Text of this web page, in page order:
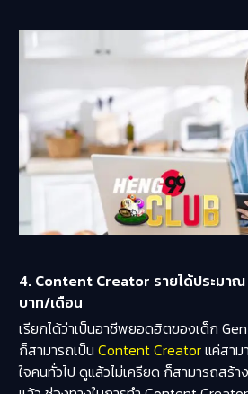
4. Content Creator รายได้ประมา
บาท/เดือน
เรียกได้ว่าเป็นอาชีพยอดฮิตของเด็ก Gen
ก็สามารถเป็น Content Creatorแค่สาม
ใจคนทั่วไป ดูแล้วไม่เครียด ก็สามารถสร้า